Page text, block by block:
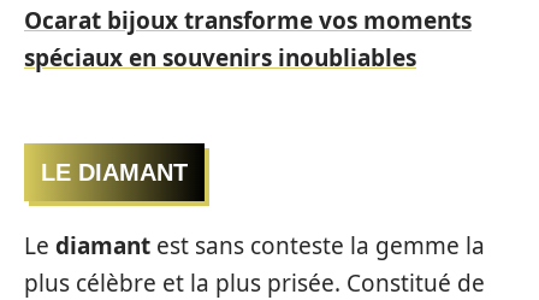
Ocarat bijoux transforme vos moments
spéciaux en souvenirs inoubliables
LE DIAMANT
Le diamant est sans conteste la gemme la
plus célèbre et la plus prisée. Constitué de